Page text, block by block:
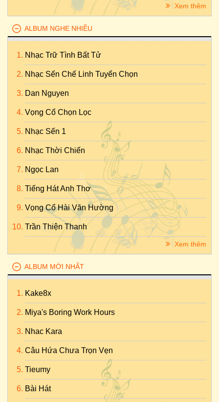
Xem thêm
ALBUM NGHE NHIỀU
Nhạc Trữ Tình Bất Tử
Nhạc Sến Chế Linh Tuyển Chọn
Dan Nguyen
Vọng Cổ Chọn Lọc
Nhạc Sến 1
Nhạc Thời Chiến
Ngọc Lan
Tiếng Hát Anh Thơ
Vọng Cổ Hài Văn Hường
Trần Thiện Thanh
Xem thêm
ALBUM MỚI NHẤT
Kake8x
Miya's Boring Work Hours
Nhac Kara
Câu Hứa Chưa Trọn Vẹn
Tieumy
Bài Hát